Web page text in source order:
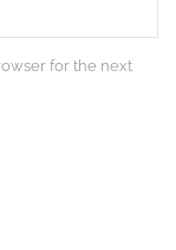
for the next